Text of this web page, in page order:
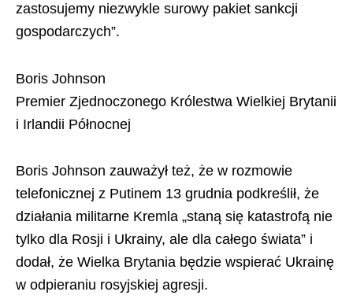
zastosujemy niezwykle surowy pakiet sankcji
gospodarczych”.
Boris Johnson
Premier Zjednoczonego Królestwa Wielkiej Brytanii
i Irlandii Północnej
Boris Johnson zauważył też, że w rozmowie
telefonicznej z Putinem 13 grudnia podkreślił, że
działania militarne Kremla „staną się katastrofą nie
tylko dla Rosji i Ukrainy, ale dla całego świata” i
dodał, że Wielka Brytania będzie wspierać Ukrainę
w odpieraniu rosyjskiej agresji.